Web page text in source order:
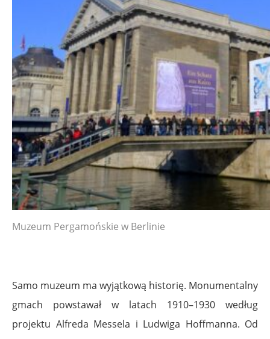
Muzeum Pergamońskie w Berlinie
Samo muzeum ma wyjątkową historię. Monumentalny
gmach powstawał w latach 1910–1930 według
projektu Alfreda Messela i Ludwiga Hoffmanna. Od